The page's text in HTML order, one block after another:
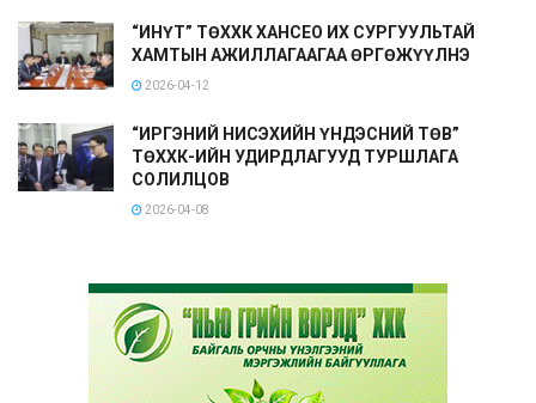
“ИНҮТ” ТӨХХК ХАНСЕО ИХ СУРГУУЛЬТАЙ
ХАМТЫН АЖИЛЛАГААГАА ӨРГӨЖҮҮЛНЭ
2026-04-12
“ИРГЭНИЙ НИСЭХИЙН ҮНДЭСНИЙ ТӨВ”
ТӨХХК-ИЙН УДИРДЛАГУУД ТУРШЛАГА
СОЛИЛЦОВ
2026-04-08